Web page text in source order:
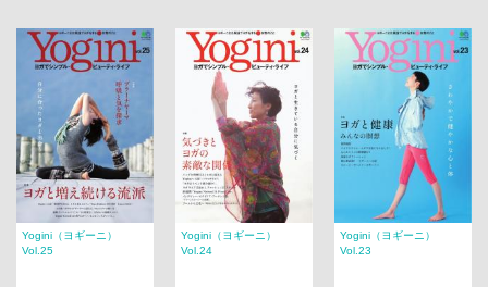
Yogini（ヨギーニ）
Vol.25
Yogini（ヨギーニ）
Vol.24
Yogini（ヨギーニ）
Vol.23